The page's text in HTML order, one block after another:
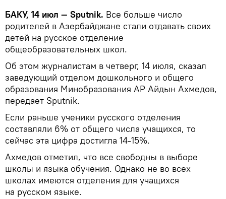
БАКУ, 14 июл — Sputnik. Все больше число
родителей в Азербайджане стали отдавать своих
детей на русское отделение
общеобразовательных школ.
Об этом журналистам в четверг, 14 июля, сказал
заведующий отделом дошкольного и общего
образования Минобразования АР Айдын Ахмедов,
передает Sputnik.
Если раньше ученики русского отделения
составляли 6% от общего числа учащихся, то
сейчас эта цифра достигла 14-15%.
Ахмедов отметил, что все свободны в выборе
школы и языка обучения. Однако не во всех
школах имеются отделения для учащихся
на русском языке.